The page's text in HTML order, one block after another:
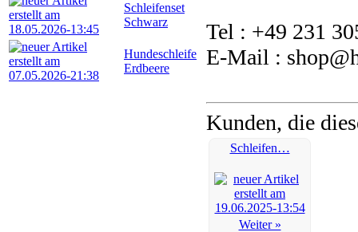
Schleifenset
Schwarz
Hundeschleife
Erdbeere
Tel : +49 231
E-Mail :
Kunden, die
Schleifen…
Weiter »